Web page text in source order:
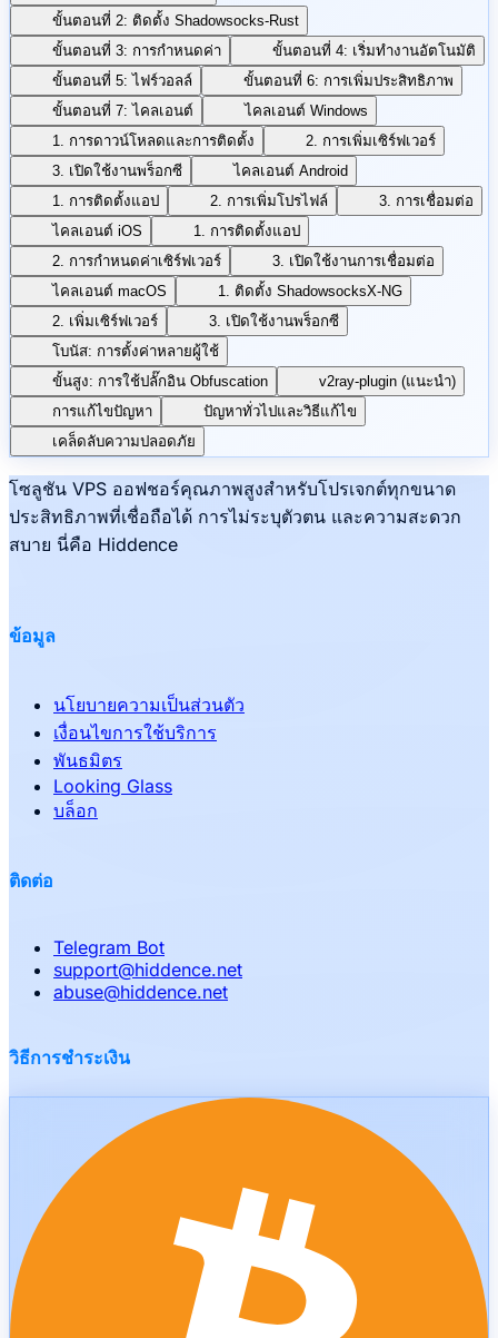
ขั้นตอนที่ 2: ติดตั้ง Shadowsocks-Rust
ขั้นตอนที่ 3: การกำหนดค่า
ขั้นตอนที่ 4: เริ่มทำงานอัตโนมัติ
ขั้นตอนที่ 5: ไฟร์วอลล์
ขั้นตอนที่ 6: การเพิ่มประสิทธิภาพ
ขั้นตอนที่ 7: ไคลเอนต์
ไคลเอนต์ Windows
1. การดาวน์โหลดและการติดตั้ง
2. การเพิ่มเซิร์ฟเวอร์
3. เปิดใช้งานพร็อกซี
ไคลเอนต์ Android
1. การติดตั้งแอป
2. การเพิ่มโปรไฟล์
3. การเชื่อมต่อ
ไคลเอนต์ iOS
1. การติดตั้งแอป
2. การกำหนดค่าเซิร์ฟเวอร์
3. เปิดใช้งานการเชื่อมต่อ
ไคลเอนต์ macOS
1. ติดตั้ง ShadowsocksX-NG
2. เพิ่มเซิร์ฟเวอร์
3. เปิดใช้งานพร็อกซี
โบนัส: การตั้งค่าหลายผู้ใช้
ขั้นสูง: การใช้ปลั๊กอิน Obfuscation
v2ray-plugin (แนะนำ)
การแก้ไขปัญหา
ปัญหาทั่วไปและวิธีแก้ไข
เคล็ดลับความปลอดภัย
โซลูชัน VPS ออฟชอร์คุณภาพสูงสำหรับโปรเจกต์ทุกขนาด
ประสิทธิภาพที่เชื่อถือได้ การไม่ระบุตัวตน และความสะดวก
สบาย นี่คือ Hiddence
ข้อมูล
นโยบายความเป็นส่วนตัว
เงื่อนไขการใช้บริการ
พันธมิตร
Looking Glass
บล็อก
ติดต่อ
Telegram Bot
support@hiddence.net
abuse@hiddence.net
วิธีการชำระเงิน